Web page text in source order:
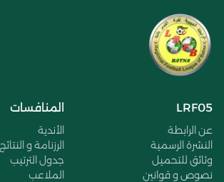
LRF05
عن الرابطة
النشرة الرسمية
وثائق للتحميل
نصوص و قوانين
المنافسات
الأندية
الرزنامة و النتائج
جدول الترتيب
الملاعب